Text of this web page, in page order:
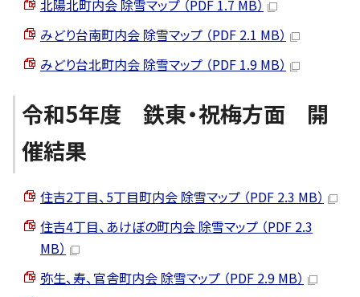
北陽北町内会 除雪マップ （PDF 1.7 MB）
みどり台南町内会 除雪マップ （PDF 2.1 MB）
みどり台北町内会 除雪マップ （PDF 1.9 MB）
令和5年度 鉄東・祝梅方面 開
催結果
住吉2丁目、5丁目町内会 除雪マップ （PDF 2.3 MB）
住吉4丁目、あけぼの町内会 除雪マップ （PDF 2.3
MB）
弥生、寿、官舎町内会 除雪マップ （PDF 2.9 MB）